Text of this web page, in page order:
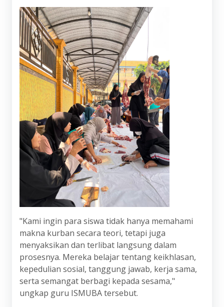
"Kami ingin para siswa tidak hanya memahami
makna kurban secara teori, tetapi juga
menyaksikan dan terlibat langsung dalam
prosesnya. Mereka belajar tentang keikhlasan,
kepedulian sosial, tanggung jawab, kerja sama,
serta semangat berbagi kepada sesama,"
ungkap guru ISMUBA tersebut.